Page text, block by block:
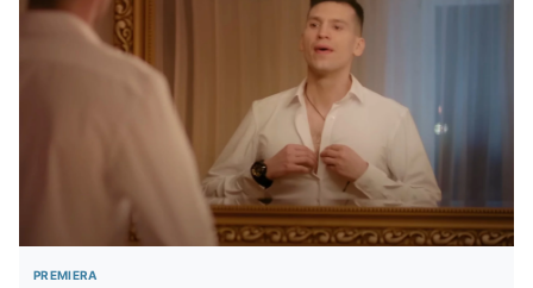
PREMIERA